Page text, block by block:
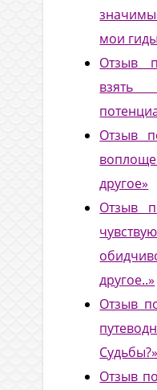
мои
Отзыв
взять
Отзыв
другое»
Отзыв
другое..»
Отзыв
Судьбы?»
Отзыв